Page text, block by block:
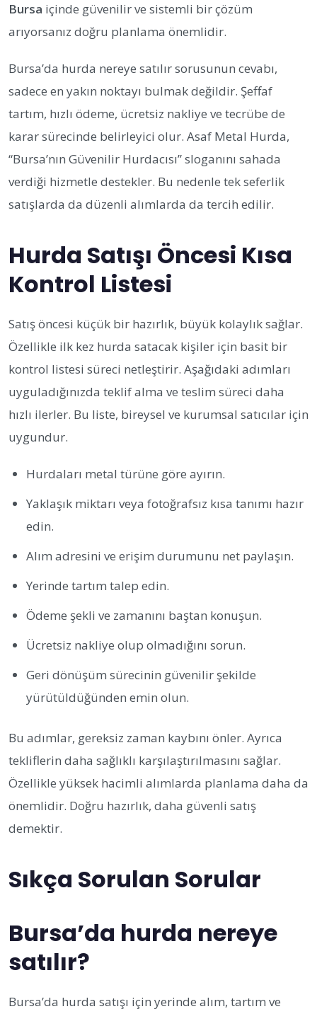
Bursa içinde güvenilir ve sistemli bir çözüm
arıyorsanız doğru planlama önemlidir.
Bursa’da hurda nereye satılır sorusunun cevabı,
sadece en yakın noktayı bulmak değildir. Şeffaf
tartım, hızlı ödeme, ücretsiz nakliye ve tecrübe de
karar sürecinde belirleyici olur. Asaf Metal Hurda,
“Bursa’nın Güvenilir Hurdacısı” sloganını sahada
verdiği hizmetle destekler. Bu nedenle tek seferlik
satışlarda da düzenli alımlarda da tercih edilir.
Hurda Satışı Öncesi Kısa
Kontrol Listesi
Satış öncesi küçük bir hazırlık, büyük kolaylık sağlar.
Özellikle ilk kez hurda satacak kişiler için basit bir
kontrol listesi süreci netleştirir. Aşağıdaki adımları
uyguladığınızda teklif alma ve teslim süreci daha
hızlı ilerler. Bu liste, bireysel ve kurumsal satıcılar için
uygundur.
Hurdaları metal türüne göre ayırın.
Yaklaşık miktarı veya fotoğrafsız kısa tanımı hazır
edin.
Alım adresini ve erişim durumunu net paylaşın.
Yerinde tartım talep edin.
Ödeme şekli ve zamanını baştan konuşun.
Ücretsiz nakliye olup olmadığını sorun.
Geri dönüşüm sürecinin güvenilir şekilde
yürütüldüğünden emin olun.
Bu adımlar, gereksiz zaman kaybını önler. Ayrıca
tekliflerin daha sağlıklı karşılaştırılmasını sağlar.
Özellikle yüksek hacimli alımlarda planlama daha da
önemlidir. Doğru hazırlık, daha güvenli satış
demektir.
Sıkça Sorulan Sorular
Bursa’da hurda nereye
satılır?
Bursa’da hurda satışı için yerinde alım, tartım ve